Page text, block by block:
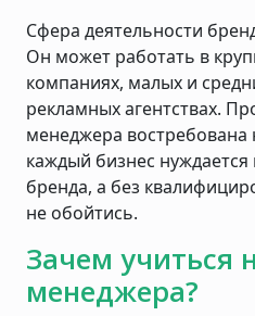
Сфера деятельности
Он может работать в
компаниях, малых и
рекламных агентствах.
менеджера востребована
каждый бизнес нуждается
бренда, а без
не обойтись.
Зачем учиться
менеджера?